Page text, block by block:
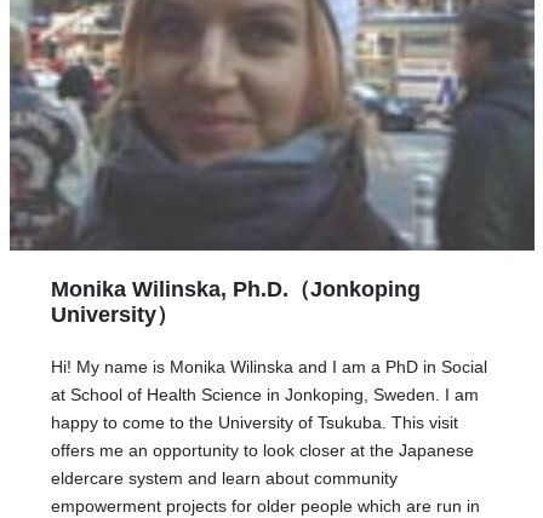
Monika Wilinska, Ph.D.（Jonkoping
University）
Hi! My name is Monika Wilinska and I am a PhD in Social
at School of Health Science in Jonkoping, Sweden. I am
happy to come to the University of Tsukuba. This visit
offers me an opportunity to look closer at the Japanese
eldercare system and learn about community
empowerment projects for older people which are run in